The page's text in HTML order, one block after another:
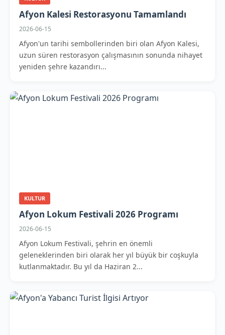
Afyon Kalesi Restorasyonu Tamamlandı
2026-06-15
Afyon'un tarihi sembollerinden biri olan Afyon Kalesi,
uzun süren restorasyon çalışmasının sonunda nihayet
yeniden şehre kazandırı...
KULTUR
Afyon Lokum Festivali 2026 Programı
2026-06-15
Afyon Lokum Festivali, şehrin en önemli
geleneklerinden biri olarak her yıl büyük bir coşkuyla
kutlanmaktadır. Bu yıl da Haziran 2...